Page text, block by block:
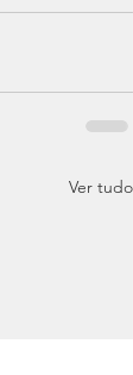
Ver tudo